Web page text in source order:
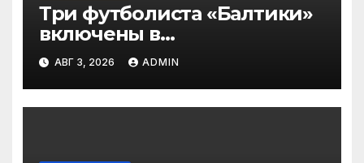
Три футболиста «Балтики»
включены в
символическую сборную
2‑го тура РПЛ по версии
подписчиков МАТЧ
ПРЕМЬЕР
АВГ 3, 2026 ADMIN